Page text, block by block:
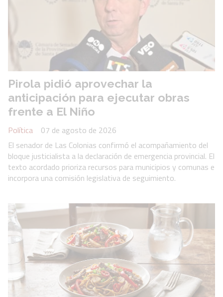
Pirola pidió aprovechar la
anticipación para ejecutar obras
frente a El Niño
Política
07 de agosto de 2026
El senador de Las Colonias confirmó el acompañamiento del
bloque justicialista a la declaración de emergencia provincial. El
texto acordado prioriza recursos para municipios y comunas e
incorpora una comisión legislativa de seguimiento.